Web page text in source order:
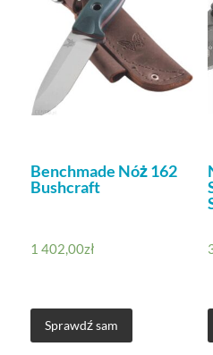
Benchmade Nóż 162
Bushcraft
1 402,00zł
Sprawdź sam